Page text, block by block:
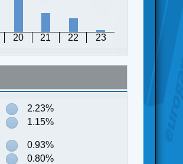
20 21 22 23
2.23%
1.15%
0.93%
0.80%